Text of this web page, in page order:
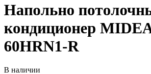
Напольно
кондиционер
60HRN1-R
В наличии